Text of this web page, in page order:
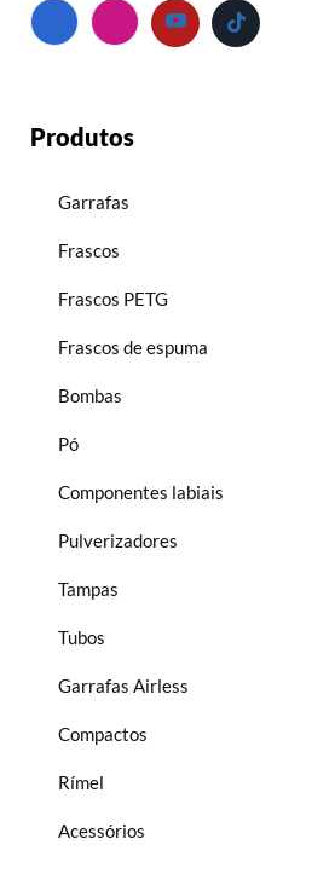
Produtos
Garrafas
Frascos
Frascos PETG
Frascos de espuma
Bombas
Pó
Componentes labiais
Pulverizadores
Tampas
Tubos
Garrafas Airless
Compactos
Rímel
Acessórios